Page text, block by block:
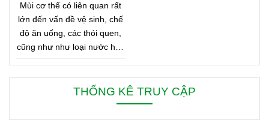
Mùi cơ thể có liên quan rất
lớn đến vấn đề vệ sinh, chế
độ ăn uống, các thói quen,
cũng như như loại nước hoa
cơ thể thơm ngát từ sáng
đến tối, từ đầu đến chân.
THỐNG KÊ TRUY CẬP